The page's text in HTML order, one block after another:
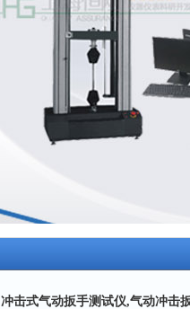
冲击式气动扳手测试仪,气动冲击